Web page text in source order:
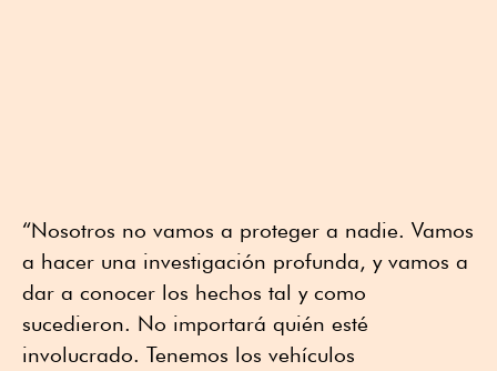
“Nosotros no vamos a proteger a nadie. Vamos
a hacer una investigación profunda, y vamos a
dar a conocer los hechos tal y como
sucedieron. No importará quién esté
involucrado. Tenemos los vehículos